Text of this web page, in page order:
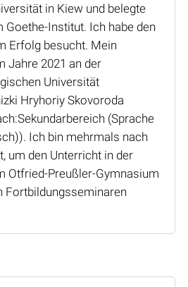
in Kiew und belegte
Goethe-Institut. Ich habe den
Erfolg besucht. Mein
Jahre 2021 an der
Universität
Hryhoriy Skovoroda
(Sprache
Ich bin mehrmals nach
um den Unterricht in der
Otfried-Preußler-Gymnasium
Fortbildungsseminaren